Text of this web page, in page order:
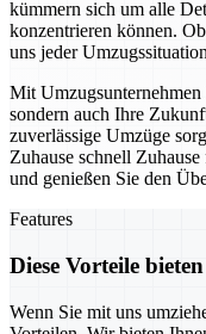
kümmern sich um alle
konzentrieren können.
uns jeder
Mit
sondern auch Ihre
zuverlässige Umzüge
Zuhause schnell
und genießen Sie den
Features
Diese Vorteile
Wenn Sie mit uns